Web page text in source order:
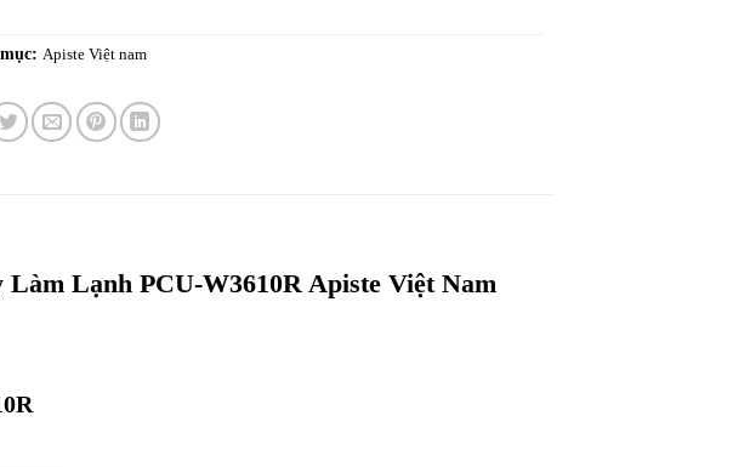
Apiste Việt nam
Làm Lạnh PCU-W3610R Apiste Việt Nam